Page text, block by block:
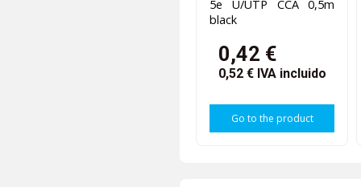
5e U/UTP CCA 0,5m
black
0,42 €
0,52 € IVA incluido
Go to the product